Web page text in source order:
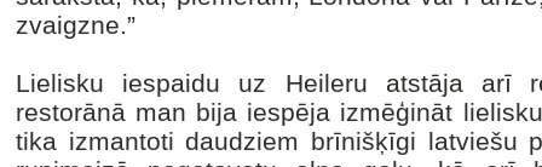
zvaigzne.”
Lielisku iespaidu uz Heileru atstāja arī
restorānā man bija iespēja izmēģināt
tika izmantoti daudziem brīnišķīgi latviešu